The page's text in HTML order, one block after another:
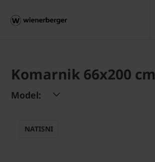
Komarnik 66x200 cm
Model:
NATISNI